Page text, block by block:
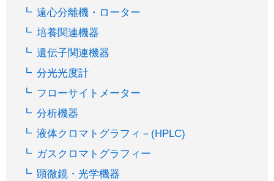
遠心分離機・ローター
培養関連機器
遺伝子関連機器
分光光度計
フローサイトメーター
分析機器
液体クロマトグラフィ－(HPLC)
ガスクロマトグラフィー
顕微鏡・光学機器